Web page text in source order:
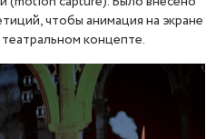
чтобы анимация на экране
концепте.